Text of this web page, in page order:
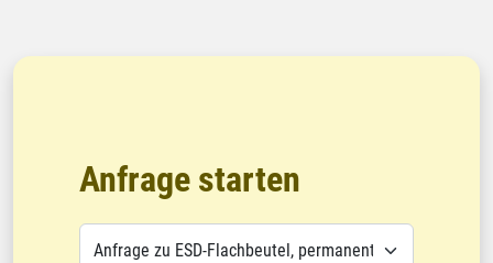
Anfrage starten